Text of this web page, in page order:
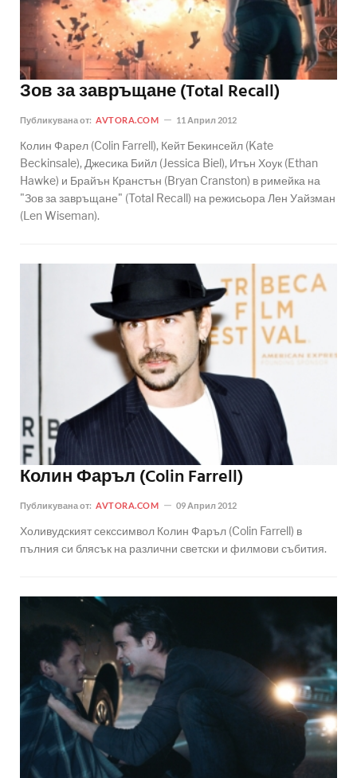
Зов за завръщане (Total Recall)
Публикувана от: AVTORA.COM 11 Април 2012
Колин Фарел (Colin Farrell), Кейт Бекинсейл (Kate
Beckinsale), Джесика Бийл (Jessica Biel), Итън Хоук (Ethan
Hawke) и Брайън Кранстън (Bryan Cranston) в римейка на
"Зов за завръщане" (Total Recall) на режисьора Лен Уайзман
(Len Wiseman).
Колин Фаръл (Colin Farrell)
Публикувана от: AVTORA.COM 09 Април 2012
Холивудският секссимвол Колин Фаръл (Colin Farrell) в
пълния си блясък на различни светски и филмови събития.